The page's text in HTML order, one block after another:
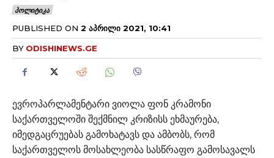
ᲞᲝᲚᲘᲢᲘᲙᲐ
PUBLISHED ON 2 ᲐᲞᲠᲘᲚᲘ 2021, 10:41
BY ODISHINEWS.GE
ევროპარლამენტარი ვიოლა ფონ კრამონი
საქართველოში შექმნილ კრიზისს ეხმაურება,
იმედგაცრუებას გამოხატავს და ამბობს, რომ
საქართველოს მოსახლეობა სასწრაფო გამოსავალს